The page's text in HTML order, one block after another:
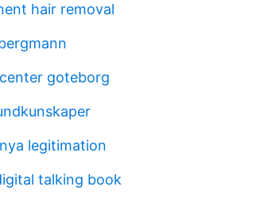
hair removal
goteborg
legitimation
talking book